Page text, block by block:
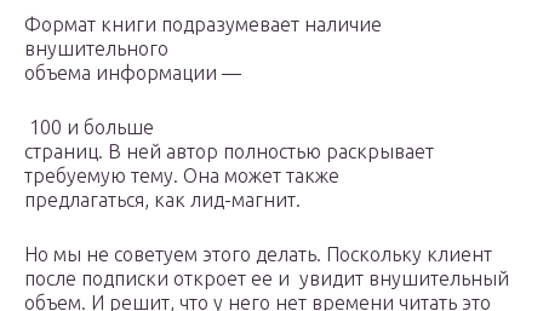
Формат книги подразумевает наличие
внушительного
объема информации —
100 и больше
страниц. В ней автор полностью раскрывает
требуемую тему. Она может также
предлагаться, как лид-магнит.
Но мы не советуем этого делать. Поскольку клиент
после подписки откроет ее и увидит внушительный
объем. И решит, что у него нет времени читать это